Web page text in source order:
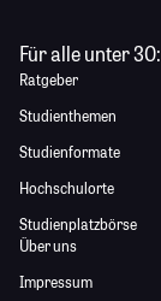
Für alle unter 30:
Ratgeber
Studienthemen
Studienformate
Hochschulorte
Studienplatzbörse
Über uns
Impressum